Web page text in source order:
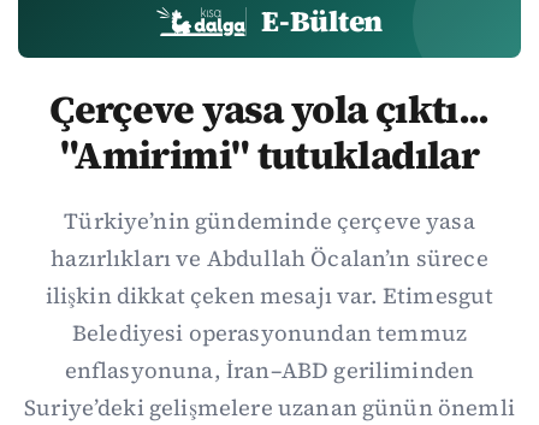
E-Bülten
Çerçeve yasa yola çıktı...
"Amirimi" tutukladılar
Türkiye’nin gündeminde çerçeve yasa
hazırlıkları ve Abdullah Öcalan’ın sürece
ilişkin dikkat çeken mesajı var. Etimesgut
Belediyesi operasyonundan temmuz
enflasyonuna, İran–ABD geriliminden
Suriye’deki gelişmelere uzanan günün önemli